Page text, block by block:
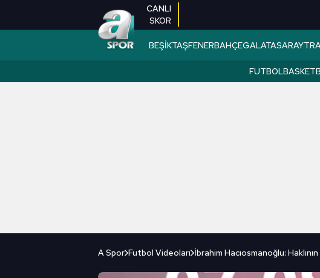
CANLI
SKOR
BEŞİKTAŞFENERBAHÇEGALATASARAY
FUTBOL
A Spor Futbol Videoları İbrahim Hacıosmanoğlu: Haklının